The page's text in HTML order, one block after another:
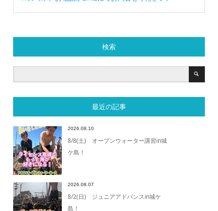
検索
最近の記事
2026.08.10
8/8(土) オープンウォーター講習in城
ケ島！
2026.08.07
8/2(日) ジュニアアドバンスin城ケ
島！